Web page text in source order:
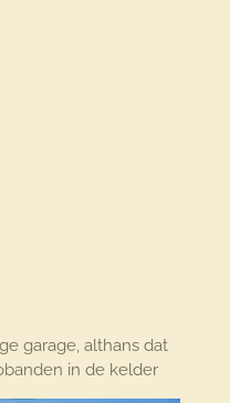
garage, althans dat
in de kelder